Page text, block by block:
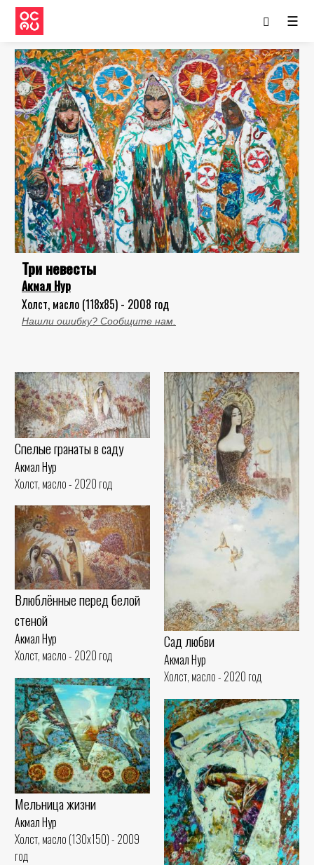
☰
Три невесты
Акмал Нур
Холст, масло (118x85) - 2008 год
Нашли ошибку? Сообщите нам.
Спелые гранаты в саду
Акмал Нур
Холст, масло - 2020 год
Сад любви
Акмал Нур
Холст, масло - 2020 год
Влюблённые перед белой
стеной
Акмал Нур
Холст, масло - 2020 год
Мельница жизни
Акмал Нур
Холст, масло (130x150) - 2009
год